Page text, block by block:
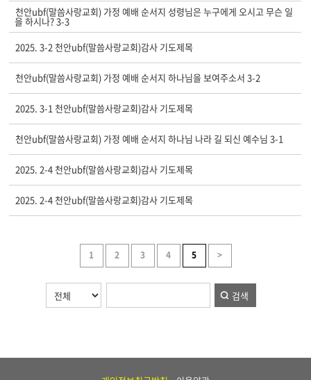
천안ubf(말씀사랑교회) 가정 예배 순서지 성령님은 누구에게 오시고 무슨 일
을 하시나? 3-3
2025. 3-2 천안ubf(말씀사랑교회)감사 기도제목
천안ubf(말씀사랑교회) 가정 예배 순서지 하나님을 보여주소서 3-2
2025. 3-1 천안ubf(말씀사랑교회)감사 기도제목
천안ubf(말씀사랑교회) 가정 예배 순서지 하나님 나라 길 되신 예수님 3-1
2025. 2-4 천안ubf(말씀사랑교회)감사 기도제목
2025. 2-4 천안ubf(말씀사랑교회)감사 기도제목
1 2 3 4 5 >
검색